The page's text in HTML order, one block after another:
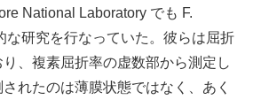
National Laboratory でも F.
な研究を行なっていた。彼らは屈折
、複素屈折率の虚数部から測定し
れたのは薄膜状態ではなく、あく